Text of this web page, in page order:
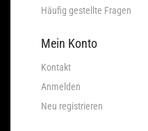
Häufig gestellte Fragen
Mein Konto
Kontakt
Anmelden
Neu registrieren